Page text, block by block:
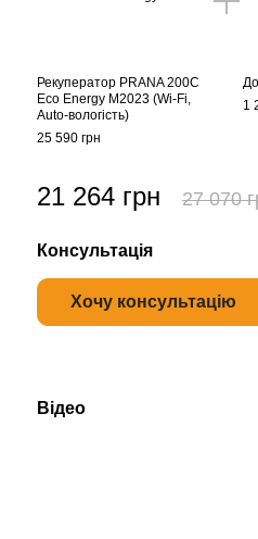
Рекуператор PRANA 200C
Eco Energy M2023 (Wi-Fi,
Auto-вологість)
25 590 грн
1
21 264 грн 27 070
Консультація
Відео